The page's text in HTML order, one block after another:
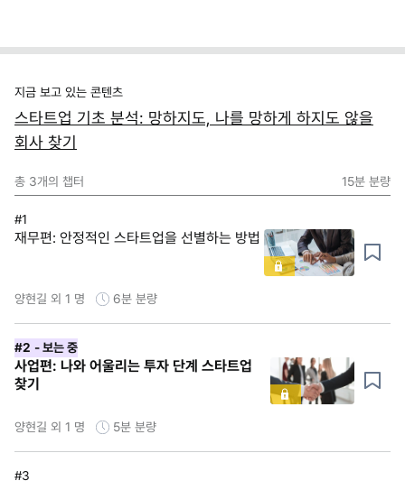
지금 보고 있는 콘텐츠
스타트업 기초 분석: 망하지도, 나를 망하게 하지도 않을
회사 찾기
총 3개의 챕터 15분 분량
#1
재무편: 안정적인 스타트업을 선별하는 방법
양현길 외 1 명 6분 분량
#2 - 보는 중
사업편: 나와 어울리는 투자 단계 스타트업
찾기
양현길 외 1 명 5분 분량
#3